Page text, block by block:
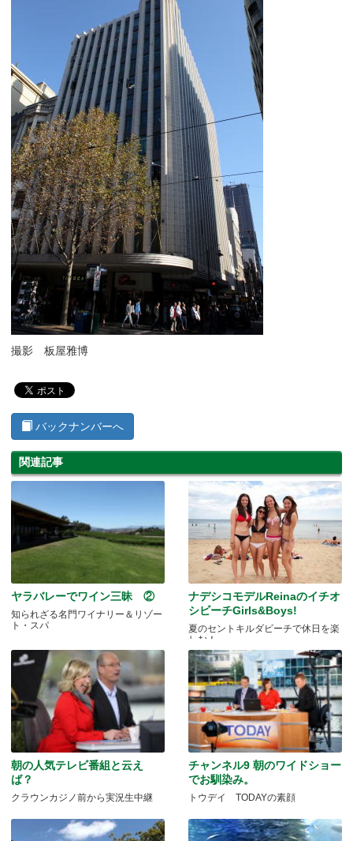
撮影 板屋雅博
バックナンバーへ
関連記事
ヤラバレーでワイン三昧 ②
知られざる名門ワイナリー＆リゾー
ト・スパ
ナデシコモデルReinaのイチオ
シビーチGirls&Boys!
夏のセントキルダビーチで休日を楽
しむ！
朝の人気テレビ番組と云え
ば？
クラウンカジノ前から実況生中継
チャンネル9 朝のワイドショー
でお馴染み。
トウデイ TODAYの素顔